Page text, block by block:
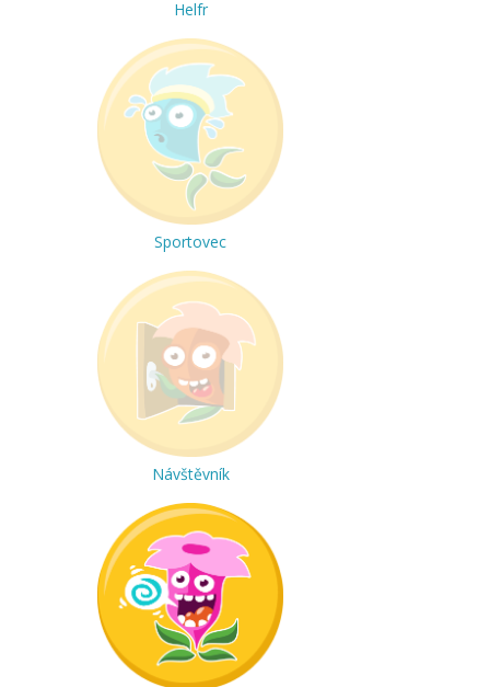
Helfr
Sportovec
Návštěvník